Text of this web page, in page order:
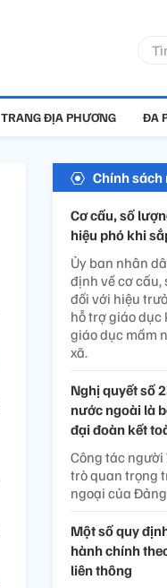
TRANG ĐỊA PHƯƠNG ĐA
Chính sách
Cơ cấu, số
hiệu phó khi
Ủy ban nhân
định về cơ cấu,
đối với hiệu
hỗ trợ giáo dục
giáo dục mầm
xã.
Nghị quyết số
nước ngoài là
đại đoàn kết
Công tác người
trò quan trọng
ngoại của
Một số quy
hành chính
liên thông